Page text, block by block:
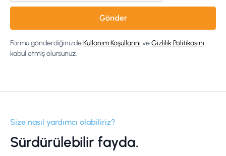
Formu gönderdiğinizdeKullanım Koşullarını veGizlilik Politikasını
kabul etmiş olursunuz.
Size nasıl yardımcı olabiliriz?
Sürdürülebilir fayda.